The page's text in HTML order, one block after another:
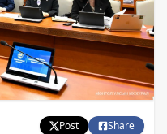
Post
Share